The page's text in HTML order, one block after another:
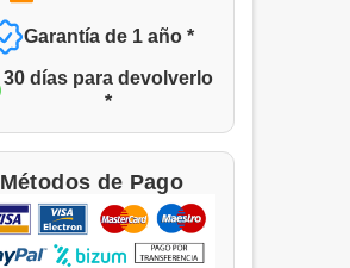
Garantía de 1 año *
30 días para devolverlo
*
Métodos de Pago